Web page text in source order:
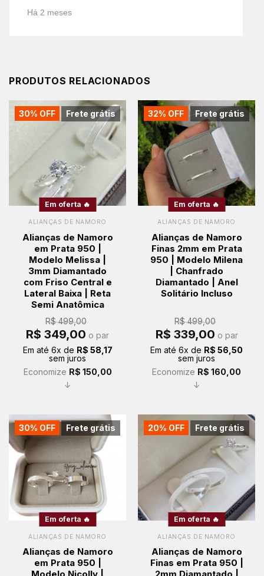
Há 2 meses
PRODUTOS RELACIONADOS
Frete grátis
30% OFF
Em oferta 🔥
ALIANÇAS DE NAMORO
Alianças de Namoro
em Prata 950 |
Modelo Melissa |
3mm Diamantado
com Friso Central e
Lateral Baixa | Reta
Semi Anatômica
R$499,00
O
preço
era:
R$ 499,00.
R$ 349,00 preço
é:
o par
Em até 6x de R$ 58,17
sem juros
Economize R$ 150,00
↓
Frete grátis
32% OFF
Em oferta 🔥
ALIANÇAS DE NAMORO
Alianças de Namoro
Finas 2mm em Prata
950 | Modelo Milena
| Chanfrado
Diamantado | Anel
Solitário Incluso
R$499,00
O
preço
era:
R$ 499,00.
R$ 339,00preço
é:
R$ 339,00.
o par
Em até 6x de R$ 56,50
sem juros
Economize R$ 160,00
↓
Frete grátis
30% OFF
Em oferta 🔥
ALIANÇAS DE NAMORO
Alianças de Namoro
em Prata 950 |
Frete grátis
20% OFF
Em oferta 🔥
ALIANÇAS DE NAMORO
Alianças de Namoro
Finas em Prata 950 |